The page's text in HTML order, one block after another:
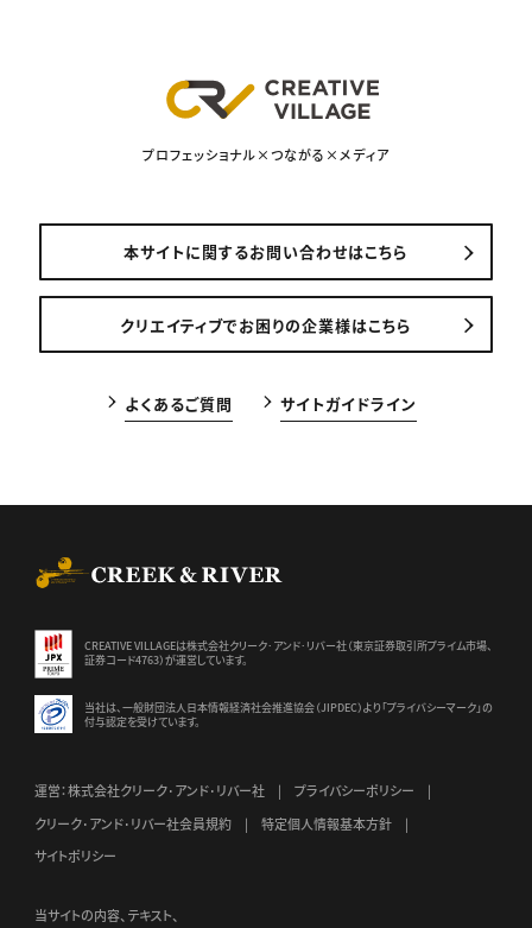
プロフェッショナル×つながる×メディア
本サイトに関するお問い合わせはこちら
クリエイティブでお困りの企業様はこちら
よくあるご質問 サイトガイドライン
CREATIVE VILLAGEは株式会社クリーク･アンド･リバー社（東京証券取引所プライム市場、
証券コード4763）が運営しています。
当社は、一般財団法人日本情報経済社会推進協会（JIPDEC）より 「プライバシーマーク」の
付与認定を受けています。
運営：株式会社クリーク･アンド･リバー社
プライバシーポリシー
クリーク･アンド･リバー社会員規約
特定個人情報基本方針
サイトポリシー
当サイトの内容、テキスト、